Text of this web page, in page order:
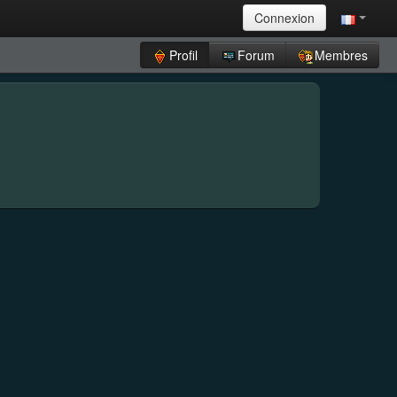
Connexion
Profil Forum Membres